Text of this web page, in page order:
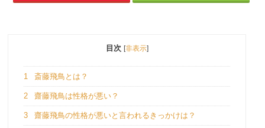
目次 [非表示]
1 斎藤飛鳥とは？
2 齋藤飛鳥は性格が悪い？
3 齋藤飛鳥の性格が悪いと言われるきっかけは？